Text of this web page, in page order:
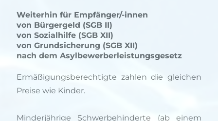
Weiterhin für Empfänger/-innen
von Bürgergeld (SGB II)
von Sozialhilfe (SGB XII)
von Grundsicherung (SGB XII)
nach dem Asylbewerberleistungsgesetz
Ermäßigungsberechtigte zahlen die gleichen
Preise wie Kinder.
Minderjährige Schwerbehinderte (ab einem